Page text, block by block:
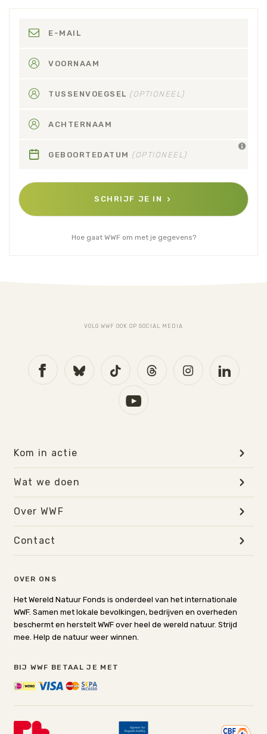
E-MAIL
VOORNAAM
TUSSENVOEGSEL (OPTIONEEL)
ACHTERNAAM
GEBOORTEDATUM (OPTIONEEL)
SCHRIJF JE IN
Hoe gaat WWF om met je gegevens?
VOLG WWF OOK OP SOCIAL MEDIA
OVER ONS
Het Wereld Natuur Fonds is onderdeel van het internationale
WWF. Samen met lokale bevolkingen, bedrijven en overheden
beschermt en herstelt WWF over heel de wereld natuur. Strijd
mee. Help de natuur weer winnen.
BIJ WWF BETAAL JE MET
Kom in actie
Wat we doen
Over WWF
Contact